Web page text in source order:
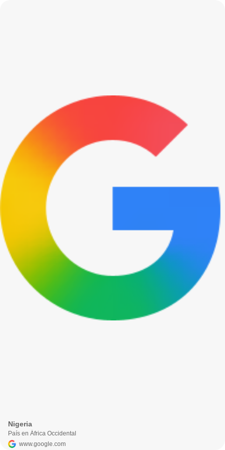
Nigeria
País en África Occidental
www.google.com